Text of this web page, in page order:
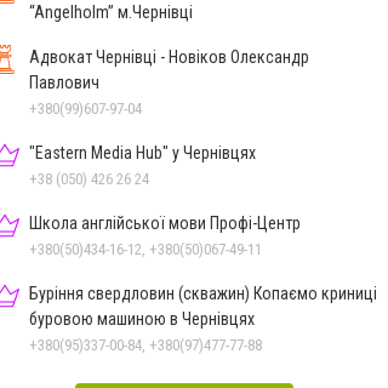
“Angelholm” м.Чернівці
Адвокат Чернівці - Новіков Олександр
Павлович
+380(99)607-97-04
"Eastern Media Hub" у Чернівцях
+38 (050) 426 26 24
Школа англійської мови Профі-Центр
+380(50)434-16-12, +380(50)067-49-11
Буріння свердловин (скважин) Копаємо криниці
буровою машиною в Чернівцях
+380(95)337-00-84, +380(97)477-77-88